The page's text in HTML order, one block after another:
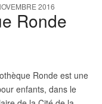
2016
Ronde
Ronde est une
enfants, dans le